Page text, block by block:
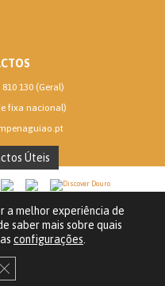
130 (Geral)
fixa nacional)
Úteis
a melhor experiência de
saber mais sobre quais
configurações
Close GDPR Cookie Banner